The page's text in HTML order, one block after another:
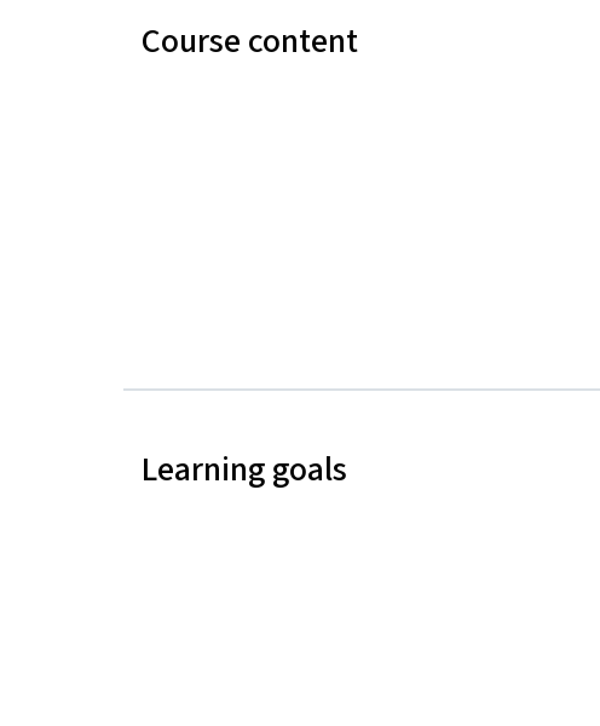
Course content
Learning goals